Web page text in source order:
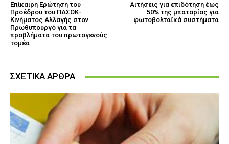
Επίκαιρη Ερώτηση του
Προέδρου του ΠΑΣΟΚ-
Κινήματος Αλλαγής στον
Πρωθυπουργό για τα
προβλήματα του πρωτογενούς
τομέα
Αιτήσεις για επιδότηση έως
50% της μπαταρίας για
φωτοβολταϊκά συστήματα
ΣΧΕΤΙΚΑ ΑΡΘΡΑ